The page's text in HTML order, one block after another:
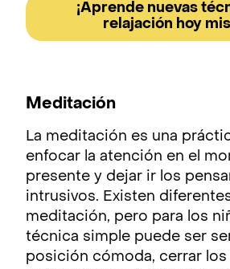
¡Aprende nuevas
relajación hoy
Meditación
La meditación es una
enfocar la atención en el
presente y dejar ir los
intrusivos. Existen
meditación, pero para los
técnica simple puede ser
posición cómoda, cerrar los